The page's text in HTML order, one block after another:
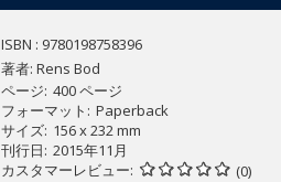
ISBN : 9780198758396
著者: Rens Bod
ページ 400 ページ
フォーマット
Paperback
サイズ 156 x 232 mm
刊行日 2015年11月
カスタマーレビュー
(0)